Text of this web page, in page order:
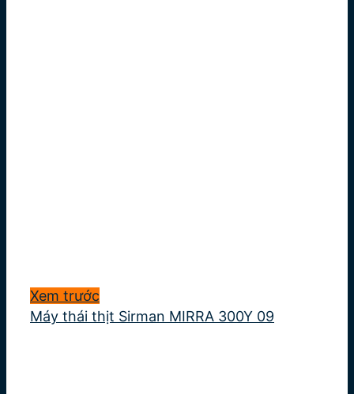
Xem trước
Máy thái thịt Sirman MIRRA 300Y 09